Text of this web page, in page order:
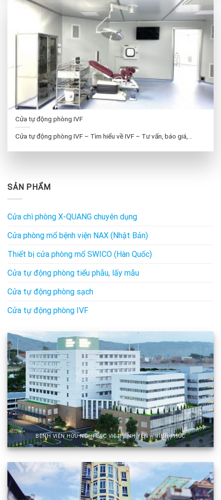
SẢN PHẨM
Cửa chì phòng X-QUANG chuyên dụng
Cửa phòng mổ bệnh viện NAX (Nhật Bản)
Thiết bị cửa phòng mổ SWICO (Hàn Quốc)
Cửa tự động phòng tiểu phẫu, lấy mẫu
Cửa tự động phòng sạch
Cửa tự động phòng IVF
BỆNH VIỆN HỮU NGHỊ LẠC VIỆT VĨNH YÊN – VĨNH PHÚC
Cửa tự động phòng IVF
Cửa tự động phòng IVF – Tìm hiểu về IVF – Tư vấn, báo giá,...